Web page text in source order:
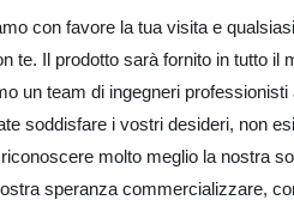
con favore la tua visita e
te. Il prodotto sarà fornito in tutto il
un team di ingegneri
soddisfare i vostri desideri, non
molto meglio la nostra
speranza commercializzare,